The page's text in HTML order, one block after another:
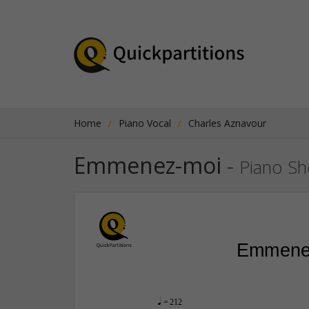
Home Piano Vocal Charles Aznavour
Emmenez-moi - Piano
q = 212